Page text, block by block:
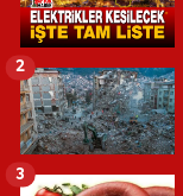
2
3